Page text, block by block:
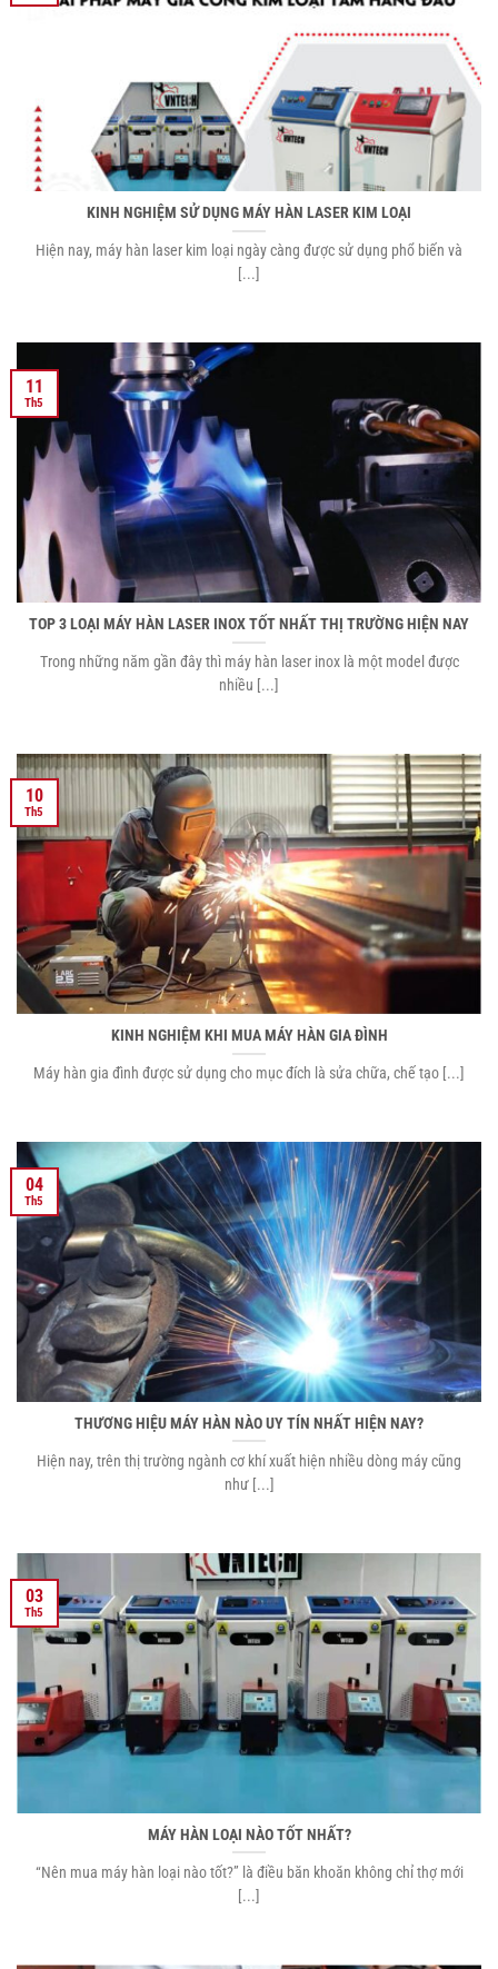
KINH NGHIỆM SỬ DỤNG MÁY HÀN LASER KIM LOẠI
Hiện nay, máy hàn laser kim loại ngày càng được sử dụng phổ biến và
[...]
TOP 3 LOẠI MÁY HÀN LASER INOX TỐT NHẤT THỊ TRƯỜNG HIỆN NAY
Trong những năm gần đây thì máy hàn laser inox là một model được
nhiều [...]
11
Th5
KINH NGHIỆM KHI MUA MÁY HÀN GIA ĐÌNH
Máy hàn gia đình được sử dụng cho mục đích là sửa chữa, chế tạo [...]
10
Th5
THƯƠNG HIỆU MÁY HÀN NÀO UY TÍN NHẤT HIỆN NAY?
Hiện nay, trên thị trường ngành cơ khí xuất hiện nhiều dòng máy cũng
như [...]
04
Th5
MÁY HÀN LOẠI NÀO TỐT NHẤT?
“Nên mua máy hàn loại nào tốt?” là điều băn khoăn không chỉ thợ mới
[...]
03
Th5